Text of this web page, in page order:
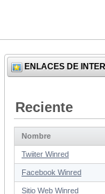
ENLACES DE
Reciente
Nombre
Twiiter Winred
Facebook Winred
Sitio Web Winred